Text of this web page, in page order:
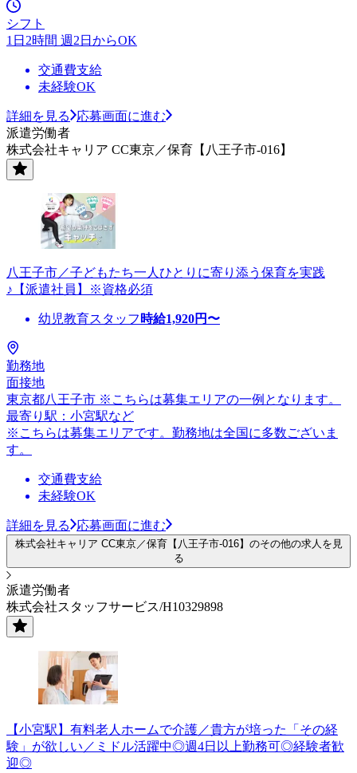
シフト
1日2時間 週2日からOK
交通費支給
未経験OK
詳細を見る
応募画面に進む
派遣労働者
株式会社キャリア CC東京／保育【八王子市-016】
八王子市／子どもたち一人ひとりに寄り添う保育を実践
♪【派遣社員】※資格必須
幼児教育スタッフ 時給1,920円〜
勤務地
面接地
東京都八王子市 ※こちらは募集エリアの一例となります。
最寄り駅：小宮駅など
※こちらは募集エリアです。勤務地は全国に多数ございま
す。
交通費支給
未経験OK
詳細を見る 応募画面に進む
株式会社キャリア CC東京／保育【八王子市-016】のその他の求人を見
る
派遣労働者
株式会社スタッフサービス/H10329898
【小宮駅】有料老人ホームで介護／貴方が培った「その経
験」が欲しい／ミドル活躍中◎週4日以上勤務可◎経験者歓
迎◎